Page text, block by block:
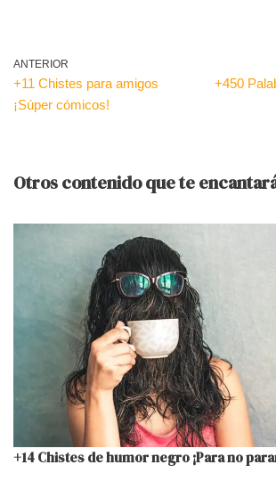
ANTERIOR
+11 Chistes para amigos
¡Súper cómicos!
+450
Otros contenido que te
+14 Chistes de humor negro ¡Para no